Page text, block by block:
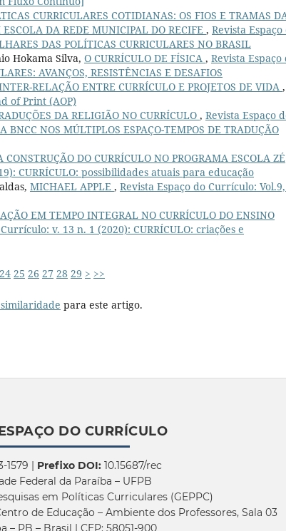
CURRICULARES COTIDIANAS: OS FIOS E TRAMAS
DA REDE MUNICIPAL DO RECIFE , Revista Espaço
DAS POLÍTICAS CURRICULARES NO BRASIL
Hokama Silva, O CURRÍCULO DE FÍSICA , Revista Espaço
AVANÇOS, RESISTÊNCIAS E DESAFIOS
RELAÇÃO ENTRE CURRÍCULO E PROJETOS DE VIDA ,
of Print (AOP)
DA RELIGIÃO NO CURRÍCULO , Revista Espaço
NOS MÚLTIPLOS ESPAÇO-TEMPOS DE TRADUÇÃO
CONSTRUÇÃO DO CURRÍCULO NO PROGRAMA ESCOLA ZÉ
CURRÍCULO: possibilidades atuais para educação
MICHAEL APPLE , Revista Espaço do Currículo:
EM TEMPO INTEGRAL NO CURRÍCULO DO ENSINO
v. 13 n. 1 (2020): CURRÍCULO: criações e
24 25 26 27 28 29 > >>
para este artigo.
DO CURRÍCULO
1579 | Prefixo DOI:10.15687/rec
Federal da Paraíba – UFPB
em Políticas Curriculares (GEPPC)
de Educação – Ambiente dos Professores, Sala 03
– PB – Brasil | CEP: 58051-900